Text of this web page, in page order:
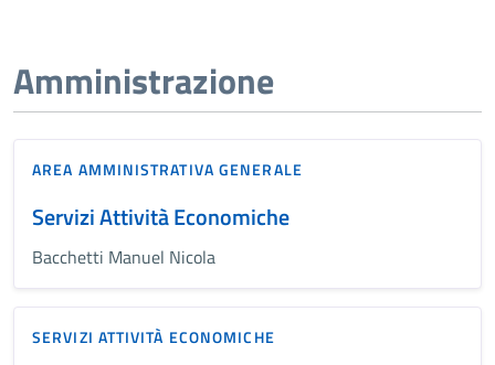
Amministrazione
AREA AMMINISTRATIVA GENERALE
Servizi Attività Economiche
Bacchetti Manuel Nicola
SERVIZI ATTIVITÀ ECONOMICHE